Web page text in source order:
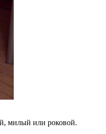
милый или роковой.